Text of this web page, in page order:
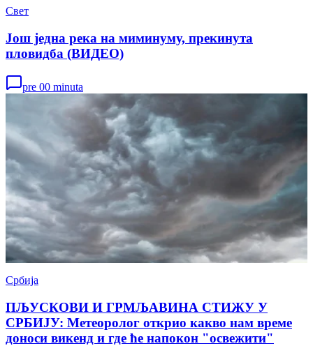
Свет
Још једна река на миминуму, прекинута
пловидба (ВИДЕО)
pre 00 minuta
Србија
ПЉУСКОВИ И ГРМЉАВИНА СТИЖУ У
СРБИЈУ: Метеоролог открио какво нам време
доноси викенд и где ће напокон "освежити"